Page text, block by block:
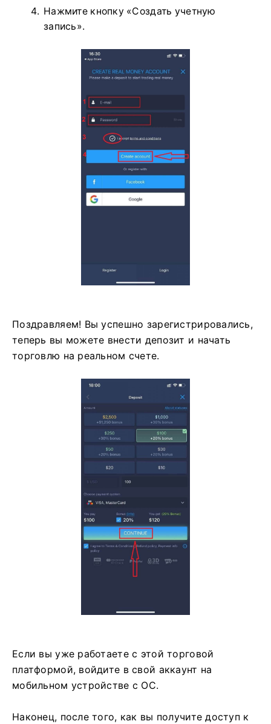
Нажмите кнопку «Создать учетную
запись».
Поздравляем! Вы успешно зарегистрировались,
теперь вы можете внести депозит и начать
торговлю на реальном счете.
Если вы уже работаете с этой торговой
платформой, войдите в свой аккаунт на
мобильном устройстве с ОС.
Наконец, после того, как вы получите доступ к